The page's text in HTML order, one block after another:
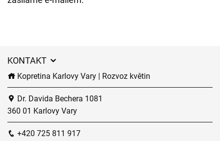
KONTAKT
Kopretina Karlovy Vary | Rozvoz květin
Dr. Davida Bechera 1081
360 01 Karlovy Vary
+420 725 811 917